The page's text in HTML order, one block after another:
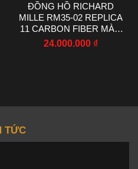
ĐỒNG HỒ RICHARD
MILLE RM35-02 REPLICA
11 CARBON FIBER MÀU
ĐỎ NHÀ MÁY RM
24.000.000 ₫
TỨC